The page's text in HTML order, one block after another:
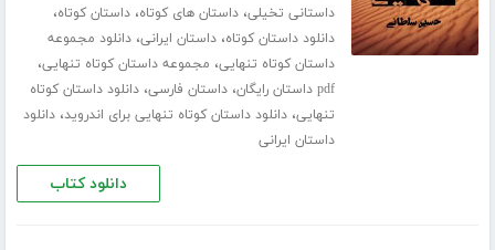
داستانی تخیلی،داستان های کوتاه،داستان کوتاه،
دانلود داستان کوتاه،داستان ایرانی،دانلود مجموعه
داستان کوتاه تنهایی، مجموعه داستان کوتاه تنهایی،
pdf داستان رایگان ،داستان فارسی،دانلود داستان کوتاه
تنهایی،دانلود داستان کوتاه تنهایی برای اندروید،دانلود
داستان ایرانی
دانلود کتاب